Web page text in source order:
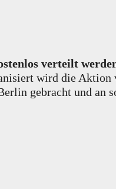
verteilt
wird die
gebracht und an